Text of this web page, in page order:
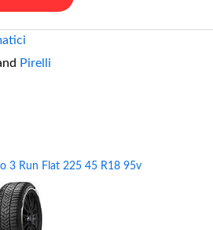
Pirelli
3 Run Flat 225 45 R18 95v